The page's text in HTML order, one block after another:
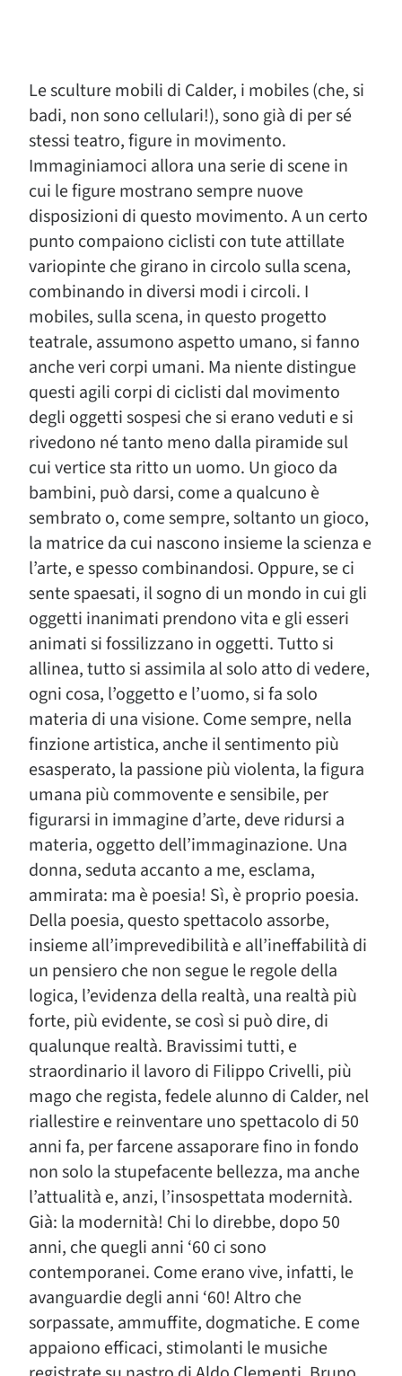
Le sculture mobili di Calder, i mobiles (che, si
badi, non sono cellulari!), sono già di per sé
stessi teatro, figure in movimento.
Immaginiamoci allora una serie di scene in
cui le figure mostrano sempre nuove
disposizioni di questo movimento. A un certo
punto compaiono ciclisti con tute attillate
variopinte che girano in circolo sulla scena,
combinando in diversi modi i circoli. I
mobiles, sulla scena, in questo progetto
teatrale, assumono aspetto umano, si fanno
anche veri corpi umani. Ma niente distingue
questi agili corpi di ciclisti dal movimento
degli oggetti sospesi che si erano veduti e si
rivedono né tanto meno dalla piramide sul
cui vertice sta ritto un uomo. Un gioco da
bambini, può darsi, come a qualcuno è
sembrato o, come sempre, soltanto un gioco,
la matrice da cui nascono insieme la scienza e
l’arte, e spesso combinandosi. Oppure, se ci
sente spaesati, il sogno di un mondo in cui gli
oggetti inanimati prendono vita e gli esseri
animati si fossilizzano in oggetti. Tutto si
allinea, tutto si assimila al solo atto di vedere,
ogni cosa, l’oggetto e l’uomo, si fa solo
materia di una visione. Come sempre, nella
finzione artistica, anche il sentimento più
esasperato, la passione più violenta, la figura
umana più commovente e sensibile, per
figurarsi in immagine d’arte, deve ridursi a
materia, oggetto dell’immaginazione. Una
donna, seduta accanto a me, esclama,
ammirata: ma è poesia! Sì, è proprio poesia.
Della poesia, questo spettacolo assorbe,
insieme all’imprevedibilità e all’ineffabilità di
un pensiero che non segue le regole della
logica, l’evidenza della realtà, una realtà più
forte, più evidente, se così si può dire, di
qualunque realtà. Bravissimi tutti, e
straordinario il lavoro di Filippo Crivelli, più
mago che regista, fedele alunno di Calder, nel
riallestire e reinventare uno spettacolo di 50
anni fa, per farcene assaporare fino in fondo
non solo la stupefacente bellezza, ma anche
l’attualità e, anzi, l’insospettata modernità.
Già: la modernità! Chi lo direbbe, dopo 50
anni, che quegli anni ‘60 ci sono
contemporanei. Come erano vive, infatti, le
avanguardie degli anni ‘60! Altro che
sorpassate, ammuffite, dogmatiche. E come
appaiono efficaci, stimolanti le musiche